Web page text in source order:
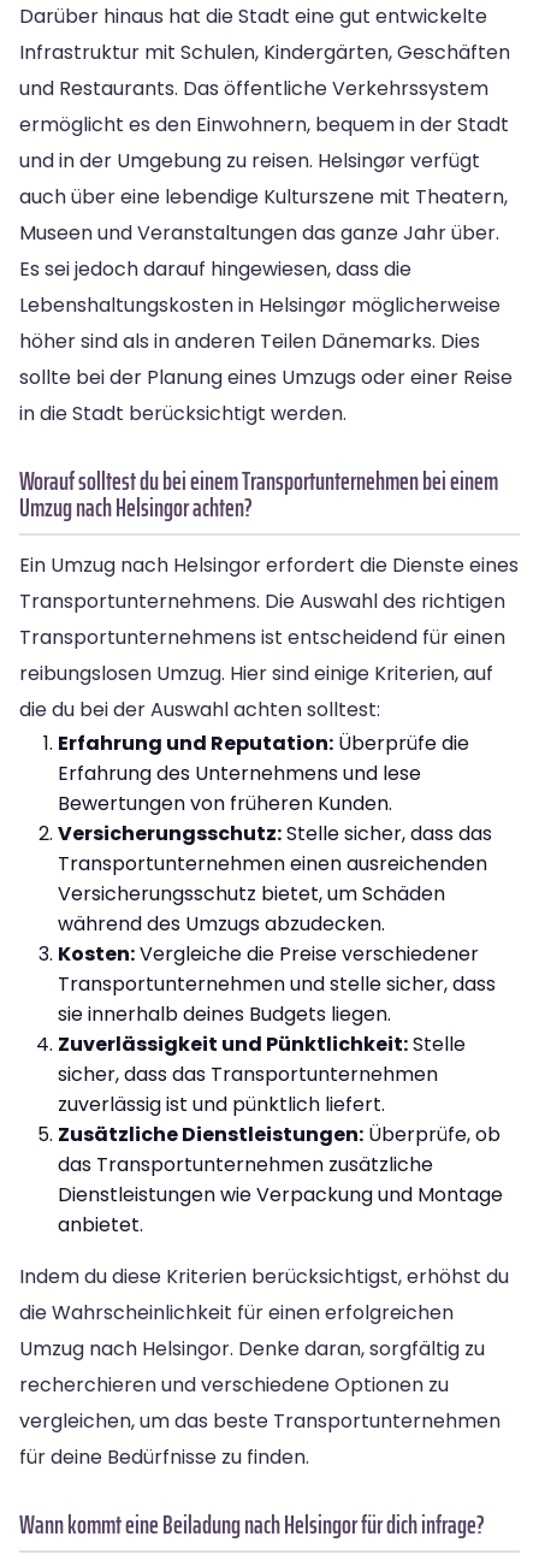
Darüber hinaus hat die Stadt eine gut entwickelte
Infrastruktur mit Schulen, Kindergärten, Geschäften
und Restaurants. Das öffentliche Verkehrssystem
ermöglicht es den Einwohnern, bequem in der Stadt
und in der Umgebung zu reisen. Helsingør verfügt
auch über eine lebendige Kulturszene mit Theatern,
Museen und Veranstaltungen das ganze Jahr über.
Es sei jedoch darauf hingewiesen, dass die
Lebenshaltungskosten in Helsingør möglicherweise
höher sind als in anderen Teilen Dänemarks. Dies
sollte bei der Planung eines Umzugs oder einer Reise
in die Stadt berücksichtigt werden.
Worauf solltest du bei einem Transportunternehmen bei einem
Umzug nach Helsingor achten?
Ein Umzug nach Helsingor erfordert die Dienste eines
Transportunternehmens. Die Auswahl des richtigen
Transportunternehmens ist entscheidend für einen
reibungslosen Umzug. Hier sind einige Kriterien, auf
die du bei der Auswahl achten solltest:
Erfahrung und Reputation: Überprüfe die
Erfahrung des Unternehmens und lese
Bewertungen von früheren Kunden.
Versicherungsschutz:Stelle sicher, dass das
Transportunternehmen einen ausreichenden
Versicherungsschutz bietet, um Schäden
während des Umzugs abzudecken.
Kosten:Vergleiche die Preise verschiedener
Transportunternehmen und stelle sicher, dass
sie innerhalb deines Budgets liegen.
Zuverlässigkeit und Pünktlichkeit:Stelle
sicher, dass das Transportunternehmen
zuverlässig ist und pünktlich liefert.
Zusätzliche Dienstleistungen: Überprüfe, ob
das Transportunternehmen zusätzliche
Dienstleistungen wie Verpackung und Montage
anbietet.
Indem du diese Kriterien berücksichtigst, erhöhst du
die Wahrscheinlichkeit für einen erfolgreichen
Umzug nach Helsingor. Denke daran, sorgfältig zu
recherchieren und verschiedene Optionen zu
vergleichen, um das beste Transportunternehmen
für deine Bedürfnisse zu finden.
Wann kommt eine Beiladung nach Helsingor für dich infrage?